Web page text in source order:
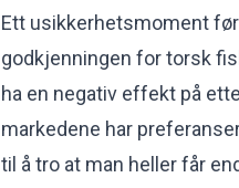
Ett usikkerhetsmoment
godkjenningen for torsk
ha en negativ effekt på
markedene har
til å tro at man heller får